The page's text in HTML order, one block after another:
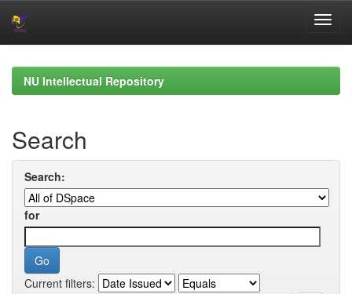
navigationNU Intellectual Repository
Search
Search:
for
Current filters: